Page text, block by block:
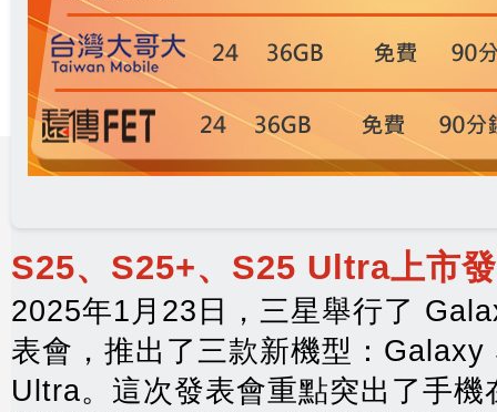
S25、S25+、S25 Ultra上市
2025年1月23日，三星舉行了
表會，推出了三款新機型：
Ultra。這次發表會重點突出了手